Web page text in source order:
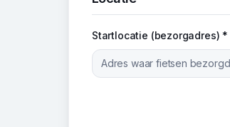
Startlocatie (bezorgadres) *